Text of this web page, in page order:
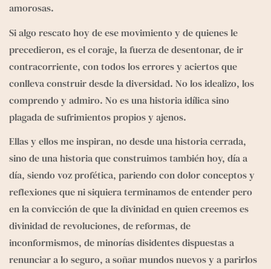
amorosas.
Si algo rescato hoy de ese movimiento y de quienes le
precedieron, es el coraje, la fuerza de desentonar, de ir
contracorriente, con todos los errores y aciertos que
conlleva construir desde la diversidad. No los idealizo, los
comprendo y admiro. No es una historia idílica sino
plagada de sufrimientos propios y ajenos.
Ellas y ellos me inspiran, no desde una historia cerrada,
sino de una historia que construimos también hoy, día a
día, siendo voz profética, pariendo con dolor conceptos y
reflexiones que ni siquiera terminamos de entender pero
en la convicción de que la divinidad en quien creemos es
divinidad de revoluciones, de reformas, de
inconformismos, de minorías disidentes dispuestas a
renunciar a lo seguro, a soñar mundos nuevos y a parirlos